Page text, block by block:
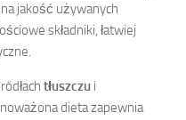
jakość używanych
składniki, łatwiej
tłuszczu i
dieta zapewnia